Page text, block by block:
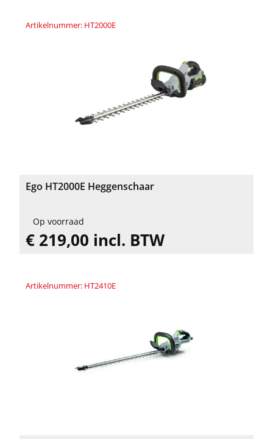
Artikelnummer: HT2000E
Ego HT2000E Heggenschaar
Op voorraad
€ 219,00 incl. BTW
Artikelnummer: HT2410E